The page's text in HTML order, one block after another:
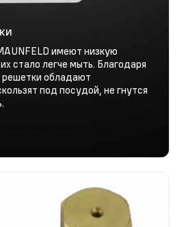
имеют низкую
стало легче мыть. Благодаря
решетки обладают
под посудой, не гнутся